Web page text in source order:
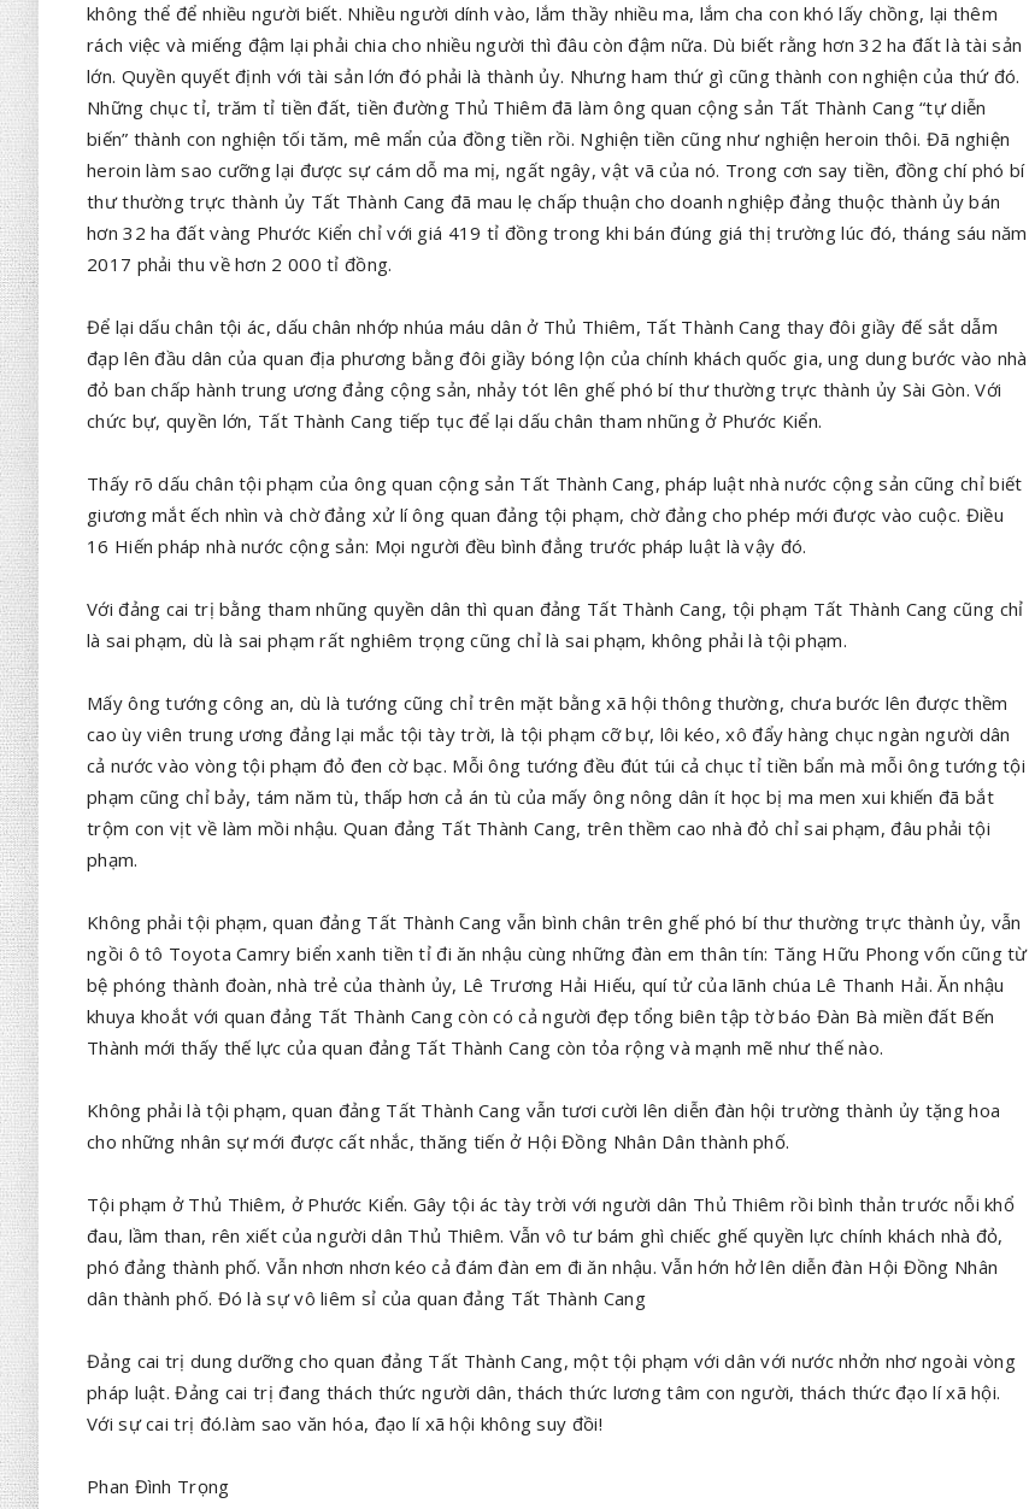
không thể để nhiều người biết. Nhiều người dính vào, lắm thầy nhiều ma, lắm cha con khó lấy chồng, lại thêm
rách việc và miếng đậm lại phải chia cho nhiều người thì đâu còn đậm nữa. Dù biết rằng hơn 32 ha đất là tài sản
lớn. Quyền quyết định với tài sản lớn đó phải là thành ủy. Nhưng ham thứ gì cũng thành con nghiện của thứ đó.
Những chục tỉ, trăm tỉ tiền đất, tiền đường Thủ Thiêm đã làm ông quan cộng sản Tất Thành Cang “tự diễn
biến” thành con nghiện tối tăm, mê mẩn của đồng tiền rồi. Nghiện tiền cũng như nghiện heroin thôi. Đã nghiện
heroin làm sao cưỡng lại được sự cám dỗ ma mị, ngất ngây, vật vã của nó. Trong cơn say tiền, đồng chí phó bí
thư thường trực thành ủy Tất Thành Cang đã mau lẹ chấp thuận cho doanh nghiệp đảng thuộc thành ủy bán
hơn 32 ha đất vàng Phước Kiển chỉ với giá 419 tỉ đồng trong khi bán đúng giá thị trường lúc đó, tháng sáu năm
2017 phải thu về hơn 2 000 tỉ đồng.
Để lại dấu chân tội ác, dấu chân nhớp nhúa máu dân ở Thủ Thiêm, Tất Thành Cang thay đôi giầy đế sắt dẫm
đạp lên đầu dân của quan địa phương bằng đôi giầy bóng lộn của chính khách quốc gia, ung dung bước vào nhà
đỏ ban chấp hành trung ương đảng cộng sản, nhảy tót lên ghế phó bí thư thường trực thành ủy Sài Gòn. Với
chức bự, quyền lớn, Tất Thành Cang tiếp tục để lại dấu chân tham nhũng ở Phước Kiển.
Thấy rõ dấu chân tội phạm của ông quan cộng sản Tất Thành Cang, pháp luật nhà nước cộng sản cũng chỉ biết
giương mắt ếch nhìn và chờ đảng xử lí ông quan đảng tội phạm, chờ đảng cho phép mới được vào cuộc. Điều
16 Hiến pháp nhà nước cộng sản: Mọi người đều bình đẳng trước pháp luật là vậy đó.
Với đảng cai trị bằng tham nhũng quyền dân thì quan đảng Tất Thành Cang, tội phạm Tất Thành Cang cũng chỉ
là sai phạm, dù là sai phạm rất nghiêm trọng cũng chỉ là sai phạm, không phải là tội phạm.
Mấy ông tướng công an, dù là tướng cũng chỉ trên mặt bằng xã hội thông thường, chưa bước lên được thềm
cao ùy viên trung ương đảng lại mắc tội tày trời, là tội phạm cỡ bự, lôi kéo, xô đẩy hàng chục ngàn người dân
cả nước vào vòng tội phạm đỏ đen cờ bạc. Mỗi ông tướng đều đút túi cả chục tỉ tiền bẩn mà mỗi ông tướng tội
phạm cũng chỉ bảy, tám năm tù, thấp hơn cả án tù của mấy ông nông dân ít học bị ma men xui khiến đã bắt
trộm con vịt về làm mồi nhậu. Quan đảng Tất Thành Cang, trên thềm cao nhà đỏ chỉ sai phạm, đâu phải tội
phạm.
Không phải tội phạm, quan đảng Tất Thành Cang vẫn bình chân trên ghế phó bí thư thường trực thành ủy, vẫn
ngồi ô tô Toyota Camry biển xanh tiền tỉ đi ăn nhậu cùng những đàn em thân tín: Tăng Hữu Phong vốn cũng từ
bệ phóng thành đoàn, nhà trẻ của thành ủy, Lê Trương Hải Hiếu, quí tử của lãnh chúa Lê Thanh Hải. Ăn nhậu
khuya khoắt với quan đảng Tất Thành Cang còn có cả người đẹp tổng biên tập tờ báo Đàn Bà miền đất Bến
Thành mới thấy thế lực của quan đảng Tất Thành Cang còn tỏa rộng và mạnh mẽ như thế nào.
Không phải là tội phạm, quan đảng Tất Thành Cang vẫn tươi cười lên diễn đàn hội trường thành ủy tặng hoa
cho những nhân sự mới được cất nhắc, thăng tiến ở Hội Đồng Nhân Dân thành phố.
Tội phạm ở Thủ Thiêm, ở Phước Kiển. Gây tội ác tày trời với người dân Thủ Thiêm rồi bình thản trước nỗi khổ
đau, lầm than, rên xiết của người dân Thủ Thiêm. Vẫn vô tư bám ghì chiếc ghế quyền lực chính khách nhà đỏ,
phó đảng thành phố. Vẫn nhơn nhơn kéo cả đám đàn em đi ăn nhậu. Vẫn hớn hở lên diễn đàn Hội Đồng Nhân
dân thành phố. Đó là sự vô liêm sỉ của quan đảng Tất Thành Cang
Đảng cai trị dung dưỡng cho quan đảng Tất Thành Cang, một tội phạm với dân với nước nhởn nhơ ngoài vòng
pháp luật. Đảng cai trị đang thách thức người dân, thách thức lương tâm con người, thách thức đạo lí xã hội.
Với sự cai trị đó.làm sao văn hóa, đạo lí xã hội không suy đồi!
Phan Đình Trọng